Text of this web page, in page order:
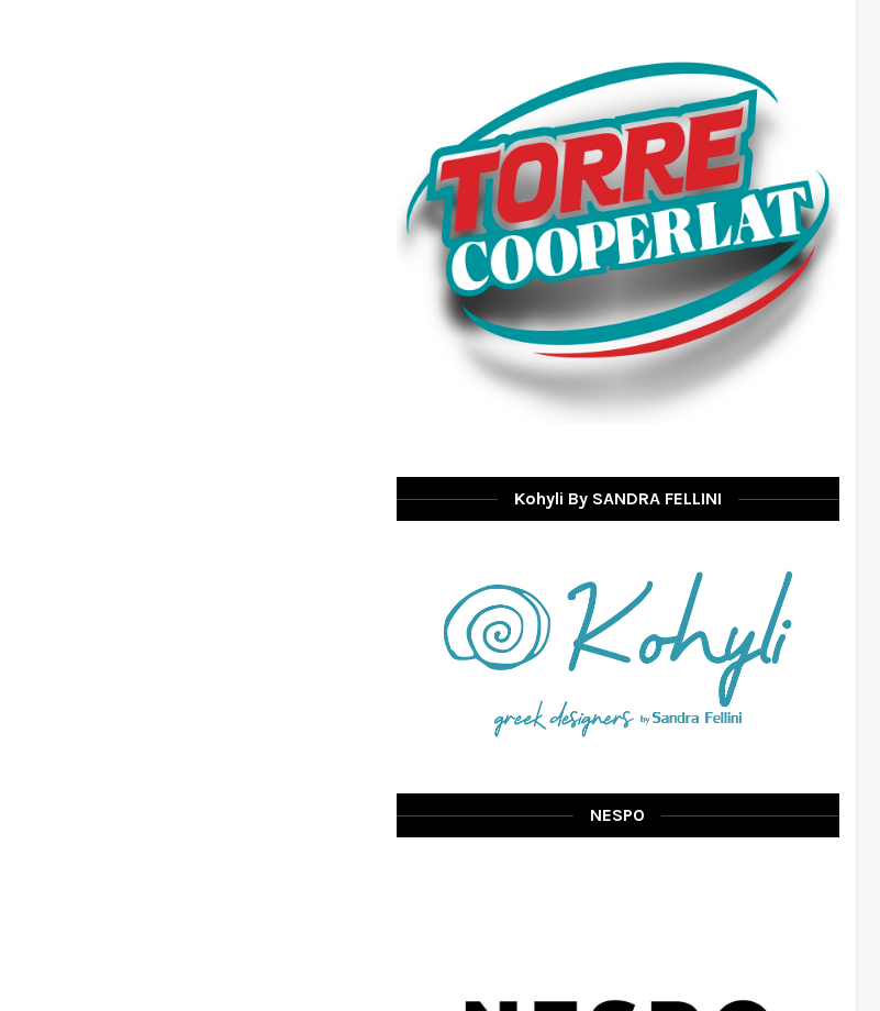
Kohyli By SANDRA FELLINI
NESPO